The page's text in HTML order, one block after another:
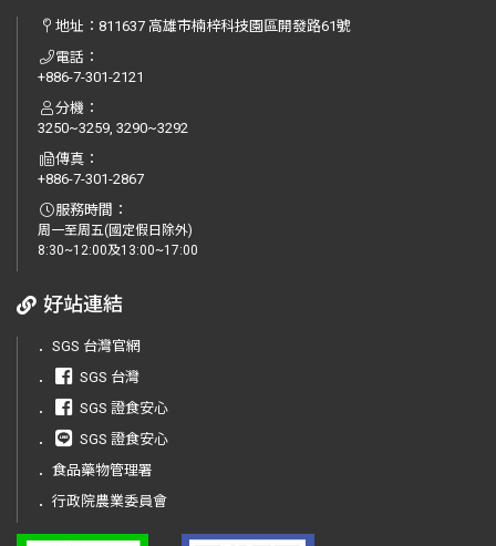
地址：811637 高雄市楠梓科技園區開發路61號
電話：
+886-7-301-2121
分機：
3250~3259, 3290~3292
傳真：
+886-7-301-2867
服務時間：
周一至周五(國定假日除外)
8:30~12:00及13:00~17:00
好站連結
． SGS 台灣官網
．
SGS 台灣
．
SGS 證食安心
．
SGS 證食安心
． 食品藥物管理署
． 行政院農業委員會